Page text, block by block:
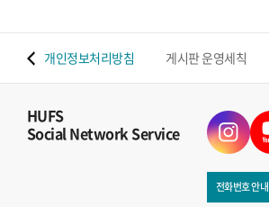
개인정보처리방침 게시판 운영세칙
HUFS
Social Network Service
전화번호 안내